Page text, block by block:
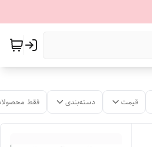
قیمت دسته‌بندی فقط